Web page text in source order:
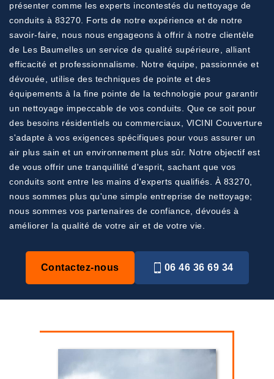
présenter comme les experts incontestés du nettoyage de
conduits à 83270. Forts de notre expérience et de notre
savoir-faire, nous nous engageons à offrir à notre clientèle
de Les Baumelles un service de qualité supérieure, alliant
efficacité et professionnalisme. Notre équipe, passionnée et
dévouée, utilise des techniques de pointe et des
équipements à la fine pointe de la technologie pour garantir
un nettoyage impeccable de vos conduits. Que ce soit pour
des besoins résidentiels ou commerciaux, VICINI Couverture
s'adapte à vos exigences spécifiques pour vous assurer un
air plus sain et un environnement plus sûr. Notre objectif est
de vous offrir une tranquillité d'esprit, sachant que vos
conduits sont entre les mains d'experts qualifiés. À 83270,
nous sommes plus qu'une simple entreprise de nettoyage;
nous sommes vos partenaires de confiance, dévoués à
améliorer la qualité de votre air et de votre vie.
Contactez-nous 06 46 36 69 34